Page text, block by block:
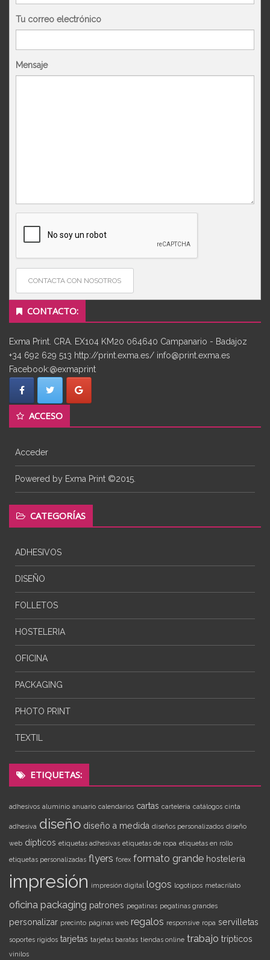
Tu correo electrónico
Mensaje
CONTACTA CON NOSOTROS
CONTACTO:
Exma Print. CRA. EX104 KM20 064640 Campanario - Badajoz
+34 692 629 513 http://print.exma.es/ info@print.exma.es
Facebook:@exmaprint
ACCESO
Acceder
Powered by Exma Print ©2015.
CATEGORÍAS
ADHESIVOS
DISEÑO
FOLLETOS
HOSTELERIA
OFICINA
PACKAGING
PHOTO PRINT
TEXTIL
ETIQUETAS:
adhesivos aluminio anuario calendarios cartas cartelería catálogos cinta
adhesiva diseño diseño a medida diseños personalizados diseño
web dípticos etiquetas adhesivas etiquetas de ropa etiquetas en rollo
etiquetas personalizadas flyers forex formato grande hostelería
impresión impresión digital logos logotipos metacrilato
oficina packaging patrones pegatinas pegatinas grandes
personalizar precinto páginas web regalos responsive ropa servilletas
soportes rígidos tarjetas tarjetas baratas tiendas online trabajo trípticos
vinilos